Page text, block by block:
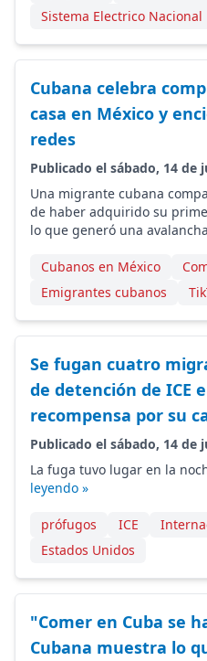
Sistema Electrico Nacional
Cubana celebra
casa en México y
redes
Publicado el sábado, 14 de
Una migrante cubana
de haber adquirido su
lo que generó una
Cubanos en México
Emigrantes cubanos
Se fugan cuatro
de detención de ICE
recompensa por su
Publicado el sábado, 14 de
La fuga tuvo lugar en la
leyendo »
prófugos ICE
Estados Unidos
"Comer en Cuba se
Cubana muestra lo